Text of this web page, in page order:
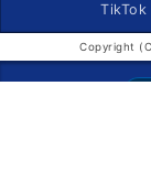
TikTok
Copyright